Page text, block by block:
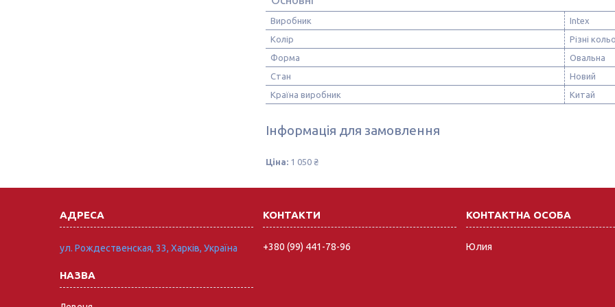
Виробник
Intex
Колір
Різні
Форма
Овальна
Стан
Новий
Країна виробник
Китай
Інформація для замовлення
Ціна: 1 050 ₴
ул. Рождественская, 33, Харків, Україна +380 (99) 441-78-96 Юлия